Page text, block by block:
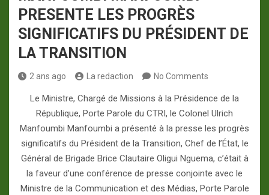
PRESENTE LES PROGRÈS
SIGNIFICATIFS DU PRÉSIDENT DE
LA TRANSITION
2 ans ago La redaction No Comments
Le Ministre, Chargé de Missions à la Présidence de la
République, Porte Parole du CTRI, le Colonel Ulrich
Manfoumbi Manfoumbi a présenté à la presse les progrès
significatifs du Président de la Transition, Chef de l’État, le
Général de Brigade Brice Clautaire Oligui Nguema, c’était à
la faveur d’une conférence de presse conjointe avec le
Ministre de la Communication et des Médias, Porte Parole